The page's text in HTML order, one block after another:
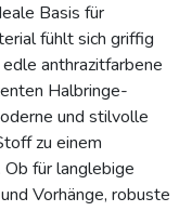
Basis für
fühlt sich griffig
anthrazitfarbene
Halbringe-
und stilvolle
zu einem
Ob für langlebige
Vorhänge, robuste